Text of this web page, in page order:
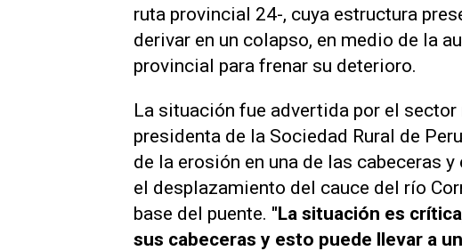
ruta provincial 24-, cuya estructura
derivar en un colapso, en medio de la
provincial para frenar su deterioro.
La situación fue advertida por el
presidenta de la Sociedad Rural de
de la erosión en una de las cabeceras
el desplazamiento del cauce del río
base del puente. "La situación es
sus cabeceras y esto puede llevar a